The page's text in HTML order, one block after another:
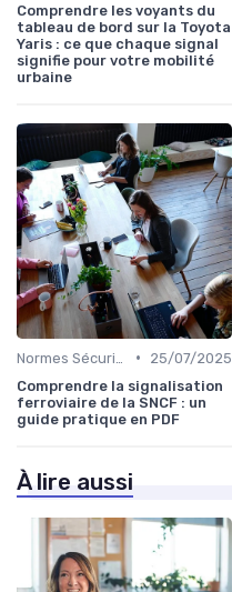
Comprendre les voyants du
tableau de bord sur la Toyota
Yaris : ce que chaque signal
signifie pour votre mobilité
urbaine
•
25/07/2025
Comprendre la signalisation
ferroviaire de la SNCF : un
guide pratique en PDF
À lire aussi